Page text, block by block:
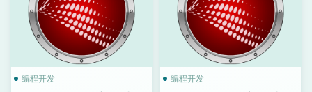
编程开发 编程开发